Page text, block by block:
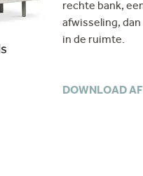
rechte bank,
afwisseling,
in de ruimte.
DOWNLOAD